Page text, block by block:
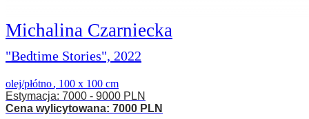
Michalina Czarniecka
"Bedtime Stories", 2022
olej/płótno, 100 x 100 cm
Estymacja: 7000 - 9000 PLN
Cena wylicytowana: 7000 PLN